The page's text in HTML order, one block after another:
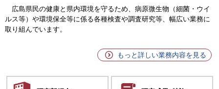
広島県民の健康と県内環境を守るため、病原微生物（細菌・ウイ
ルス等）や環境保全等に係る各種検査や調査研究等、幅広い業務に
取り組んでいます。
もっと詳しい業務内容を見る